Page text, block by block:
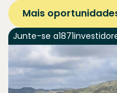
Mais
Junte-se a1871